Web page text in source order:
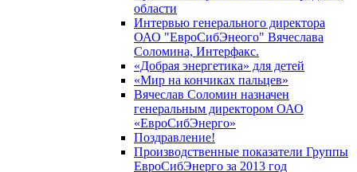
области
Интервью генерального директора
ОАО "ЕвроСибЭнеого" Вячеслава
Соломина, Интерфакс.
«Добрая энергетика» для детей
«Мир на кончиках пальцев»
Вячеслав Соломин назначен
генеральным директором ОАО
«ЕвроСибЭнерго»
Поздравление!
Производственные показатели Группы
ЕвроСибЭнерго за 2013 год